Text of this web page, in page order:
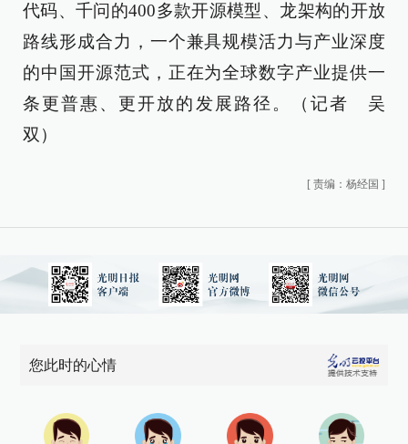
代码、千问的400多款开源模型、龙架构的开放
路线形成合力，一个兼具规模活力与产业深度
的中国开源范式，正在为全球数字产业提供一
条更普惠、更开放的发展路径。（记者 吴
双）
[ 责编：杨经国 ]
您此时的心情